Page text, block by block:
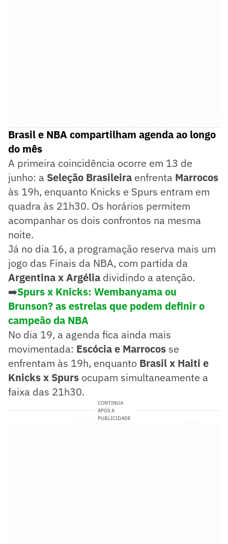
Brasil e NBA compartilham agenda ao longo
do mês
A primeira coincidência ocorre em 13 de
junho: a Seleção Brasileira enfrenta Marrocos
às 19h, enquanto Knicks e Spurs entram em
quadra às 21h30. Os horários permitem
acompanhar os dois confrontos na mesma
noite.
Já no dia 16, a programação reserva mais um
jogo das Finais da NBA, com partida da
Argentina x Argélia dividindo a atenção.
➡️Spurs x Knicks: Wembanyama ou
Brunson? as estrelas que podem definir o
campeão da NBA
No dia 19, a agenda fica ainda mais
movimentada: Escócia e Marrocos se
enfrentam às 19h, enquanto Brasil x Haiti e
Knicks x Spurs ocupam simultaneamente a
faixa das 21h30.
CONTINUA
APÓS A
PUBLICIDADE